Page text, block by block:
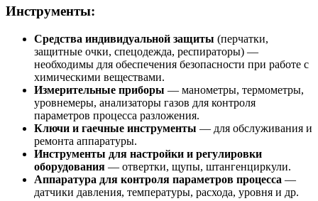
Инструменты:
Средства индивидуальной защиты (перчатки,
защитные очки, спецодежда, респираторы) —
необходимы для обеспечения безопасности при работе с
химическими веществами.
Измерительные приборы — манометры, термометры,
уровнемеры, анализаторы газов для контроля
параметров процесса разложения.
Ключи и гаечные инструменты — для обслуживания и
ремонта аппаратуры.
Инструменты для настройки и регулировки
оборудования — отвертки, щупы, штангенциркули.
Аппаратура для контроля параметров процесса —
датчики давления, температуры, расхода, уровня и др.